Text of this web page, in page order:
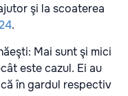
şi la scoaterea
.
Mai sunt şi mici
este cazul. Ei au
în gardul respectiv